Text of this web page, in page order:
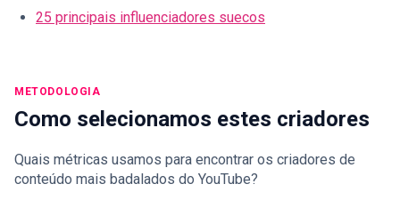
25 principais influenciadores suecos
METODOLOGIA
Como selecionamos estes criadores
Quais métricas usamos para encontrar os criadores de
conteúdo mais badalados do YouTube?